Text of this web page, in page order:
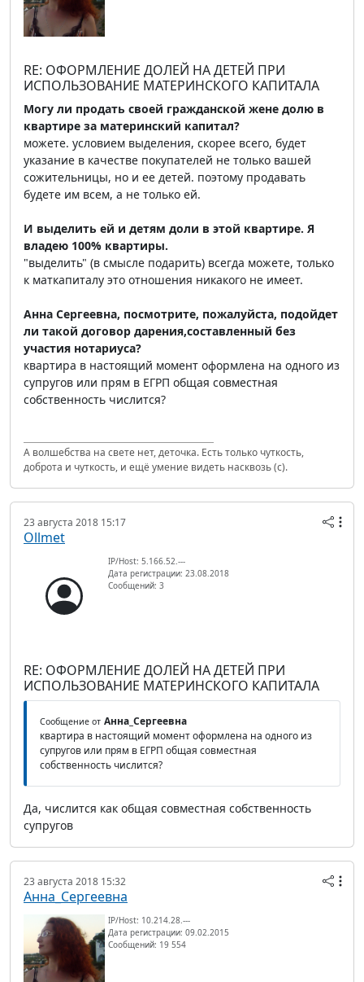
RE: ОФОРМЛЕНИЕ ДОЛЕЙ НА ДЕТЕЙ ПРИ
ИСПОЛЬЗОВАНИЕ МАТЕРИНСКОГО КАПИТАЛА
Могу ли продать своей гражданской жене долю в
квартире за материнский капитал?
можете. условием выделения, скорее всего, будет
указание в качестве покупателей не только вашей
сожительницы, но и ее детей. поэтому продавать
будете им всем, а не только ей.
И выделить ей и детям доли в этой квартире. Я
владею 100% квартиры.
"выделить" (в смысле подарить) всегда можете, только
к маткапиталу это отношения никакого не имеет.
Анна Сергеевна, посмотрите, пожалуйста, подойдет
ли такой договор дарения,составленный без
участия нотариуса?
квартира в настоящий момент оформлена на одного из
супругов или прям в ЕГРП общая совместная
собственность числится?
А волшебства на свете нет, деточка. Есть только чуткость,
доброта и чуткость, и ещё умение видеть насквозь (с).
23 августа 2018 15:17
Ollmet
IP/Host: 5.166.52.---
Дата регистрации: 23.08.2018
Сообщений: 3
RE: ОФОРМЛЕНИЕ ДОЛЕЙ НА ДЕТЕЙ ПРИ
ИСПОЛЬЗОВАНИЕ МАТЕРИНСКОГО КАПИТАЛА
Сообщение от Анна_Сергеевна
квартира в настоящий момент оформлена на одного из
супругов или прям в ЕГРП общая совместная
собственность числится?
Да, числится как общая совместная собственность
супругов
23 августа 2018 15:32
Анна_Сергеевна
IP/Host: 10.214.28.---
Дата регистрации: 09.02.2015
Сообщений: 19 554